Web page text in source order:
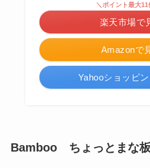
Amazonで
＼ポイント最大11
楽天市場で
Yahooショッピ
Bamboo ちょっとまな板